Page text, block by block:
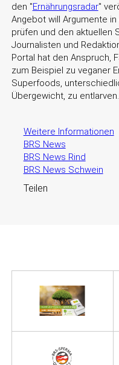
den
Ernährungsradar
Angebot will Argumente
prüfen und den aktuellen
Journalisten und
Portal hat den Anspruch,
zum Beispiel zu veganer
Superfoods,
Übergewicht, zu entlarven.
Weitere Informationen
BRS News
BRS News Rind
BRS News Schwein
Teilen